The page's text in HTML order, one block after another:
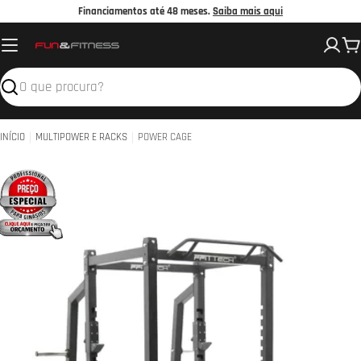
o
conteúdo
Financiamentos até 48 meses.Saiba mais aqui
Pesquisar
INÍCIO MULTIPOWER E RACKS POWER CAGE